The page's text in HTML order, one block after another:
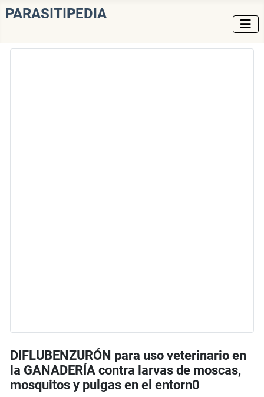
PARASITIPEDIA
DIFLUBENZURÓN para uso veterinario en
la GANADERÍA contra larvas de moscas,
mosquitos y pulgas en el entorn0